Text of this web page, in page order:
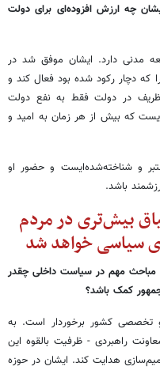
چه ارزش افزوده‌ای برای دولت
مدنی دارد. ایشان موفق شد در
که دچار رکود شده بود فعال کند و
ظریف در دولت فقط به نفع دولت
که بیش از هر زمان به امید و
و شناخته‌شده‌ایست و حضور او
ارزشمند باشد.
بیش‌تری در مردم
سیاسی خواهد شد
مباحث مهم در سیاست داخلی چقدر
کمک باشد؟
تخصصی کشور برخوردار است. به
راهبردی - ظرفیت بالقوه این
هدایت کند. ایشان در حوزه